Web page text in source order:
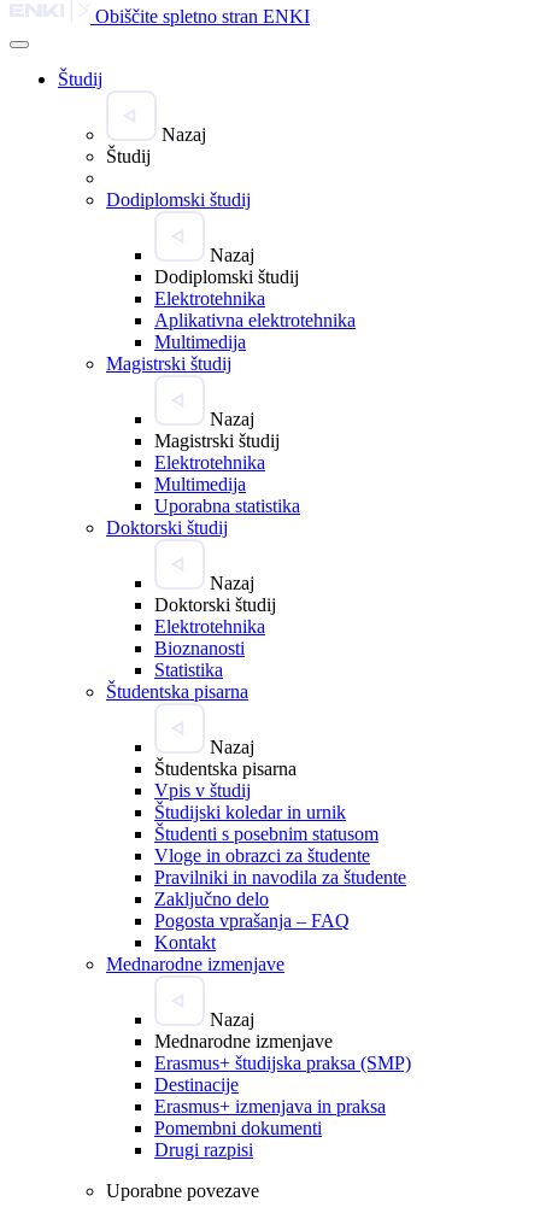
Obiščite spletno stran ENKI
Študij
Nazaj
Študij
Dodiplomski študij
Nazaj
Dodiplomski študij
Elektrotehnika
Aplikativna elektrotehnika
Multimedija
Magistrski študij
Nazaj
Magistrski študij
Elektrotehnika
Multimedija
Uporabna statistika
Doktorski študij
Nazaj
Doktorski študij
Elektrotehnika
Bioznanosti
Statistika
Študentska pisarna
Nazaj
Študentska pisarna
Vpis v študij
Študijski koledar in urnik
Študenti s posebnim statusom
Vloge in obrazci za študente
Pravilniki in navodila za študente
Zaključno delo
Pogosta vprašanja – FAQ
Kontakt
Mednarodne izmenjave
Nazaj
Mednarodne izmenjave
Erasmus+ študijska praksa (SMP)
Destinacije
Erasmus+ izmenjava in praksa
Pomembni dokumenti
Drugi razpisi
Uporabne povezave